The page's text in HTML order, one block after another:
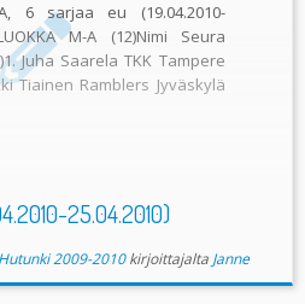
6 sarjaa eu (19.04.2010-
M-A (12)Nimi Seura
Juha Saarela TKK Tampere
Tiainen Ramblers Jyväskylä
25.04.2010)
2009-2010kirjoittajalta Janne